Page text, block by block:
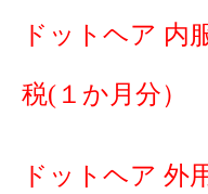
ドットヘア 内
税(１か月分）
ドットヘア 外